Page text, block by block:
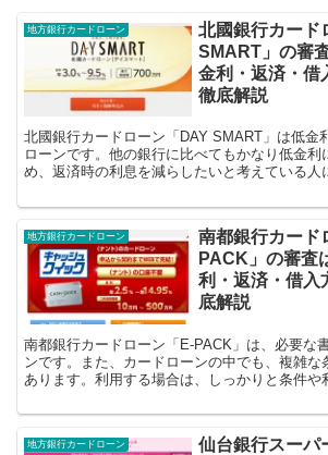
地方銀行カードローン
北國銀行カード
SMART」の審
金利・返済・借
徹底解説
北國銀行カードローン「DAY SMART」は低金
ローンです。他の銀行に比べてもかなり低金利
め、返済時の利息を減らしたいと考えている人
地方銀行カードローン
南都銀行カード
PACK」の審査
利・返済・借入
底解説
南都銀行カードローン「E-PACK」は、必要な
ンです。また、カードローンの中でも、複雑な
あります。利用する場合は、しっかりと条件や
地方銀行カードローン
仙台銀行スーパ